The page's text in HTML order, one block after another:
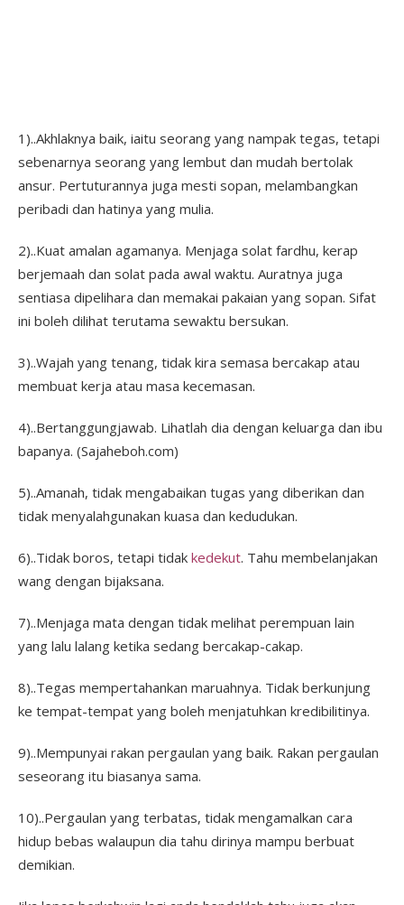
1)..Akhlaknya baik, iaitu seorang yang nampak tegas, tetapi
sebenarnya seorang yang lembut dan mudah bertolak
ansur. Pertuturannya juga mesti sopan, melambangkan
peribadi dan hatinya yang mulia.
2)..Kuat amalan agamanya. Menjaga solat fardhu, kerap
berjemaah dan solat pada awal waktu. Auratnya juga
sentiasa dipelihara dan memakai pakaian yang sopan. Sifat
ini boleh dilihat terutama sewaktu bersukan.
3)..Wajah yang tenang, tidak kira semasa bercakap atau
membuat kerja atau masa kecemasan.
4)..Bertanggungjawab. Lihatlah dia dengan keluarga dan ibu
bapanya. (Sajaheboh.com)
5)..Amanah, tidak mengabaikan tugas yang diberikan dan
tidak menyalahgunakan kuasa dan kedudukan.
6)..Tidak boros, tetapi tidak kedekut. Tahu membelanjakan
wang dengan bijaksana.
7)..Menjaga mata dengan tidak melihat perempuan lain
yang lalu lalang ketika sedang bercakap-cakap.
8)..Tegas mempertahankan maruahnya. Tidak berkunjung
ke tempat-tempat yang boleh menjatuhkan kredibilitinya.
9)..Mempunyai rakan pergaulan yang baik. Rakan pergaulan
seseorang itu biasanya sama.
10)..Pergaulan yang terbatas, tidak mengamalkan cara
hidup bebas walaupun dia tahu dirinya mampu berbuat
demikian.